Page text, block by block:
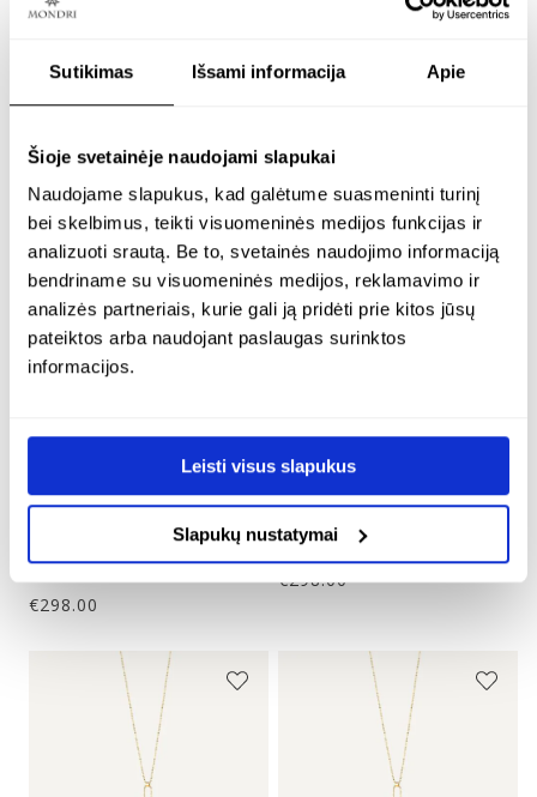
Sutikimas Išsami informacija Apie
Šioje svetainėje naudojami slapukai
Naudojame slapukus, kad galėtume suasmeninti turinį
bei skelbimus, teikti visuomeninės medijos funkcijas ir
analizuoti srautą. Be to, svetainės naudojimo informaciją
bendriname su visuomeninės medijos, reklamavimo ir
analizės partneriais, kurie gali ją pridėti prie kitos jūsų
pateiktos arba naudojant paslaugas surinktos
informacijos.
Leisti visus slapukus
Slapukų nustatymai
paauksuotas
medaus spalvos gintaro
pakabukais – golden
lunar
24K paauksuotas sidabras
€298.00
pakabukais – tiger
24K paauksuotas sidabras
€298.00